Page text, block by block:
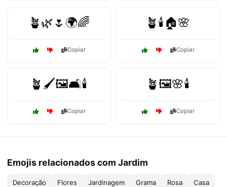
🪴🌿🌷🌍🌈
Copiar
🪴🕯️🏠🌸
Copiar
🪴🖌️🖼️🛋️🕯️
Copiar
🪴🖼️🌸🕯️
Copiar
Emojis relacionados com Jardim
Decoração Flores Jardinagem Grama Rosa Casa